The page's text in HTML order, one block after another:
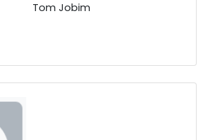
Tom Jobim